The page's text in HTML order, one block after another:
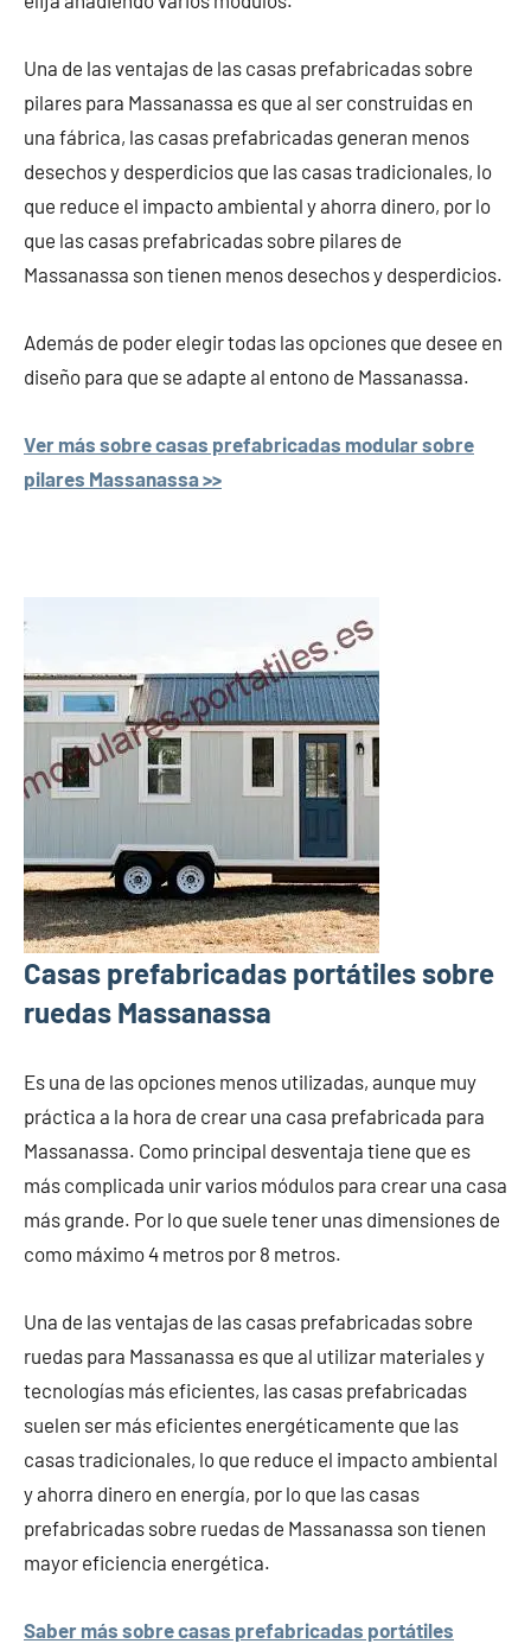
Una de las ventajas de las casas prefabricadas sobre
pilares para Massanassa es que al ser construidas en
una fábrica, las casas prefabricadas generan menos
desechos y desperdicios que las casas tradicionales, lo
que reduce el impacto ambiental y ahorra dinero, por lo
que las casas prefabricadas sobre pilares de
Massanassa son tienen menos desechos y desperdicios.
Además de poder elegir todas las opciones que desee en
diseño para que se adapte al entono de Massanassa.
Ver más sobre casas prefabricadas modular sobre
pilares Massanassa >>
Casas prefabricadas portátiles sobre
ruedas Massanassa
Es una de las opciones menos utilizadas, aunque muy
práctica a la hora de crear una casa prefabricada para
Massanassa. Como principal desventaja tiene que es
más complicada unir varios módulos para crear una casa
más grande. Por lo que suele tener unas dimensiones de
como máximo 4 metros por 8 metros.
Una de las ventajas de las casas prefabricadas sobre
ruedas para Massanassa es que al utilizar materiales y
tecnologías más eficientes, las casas prefabricadas
suelen ser más eficientes energéticamente que las
casas tradicionales, lo que reduce el impacto ambiental
y ahorra dinero en energía, por lo que las casas
prefabricadas sobre ruedas de Massanassa son tienen
mayor eficiencia energética.
Saber más sobre casas prefabricadas portátiles